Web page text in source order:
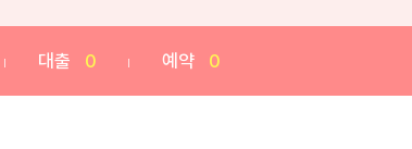
대출 0 예약 0